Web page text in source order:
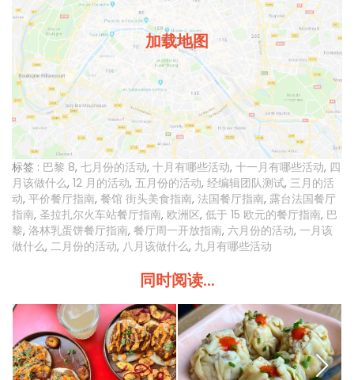
加载地图
标签 : 巴黎 8, 七月份的活动, 十月有哪些活动, 十一月有哪些活动, 四
月该做什么, 12 月的活动, 五月份的活动, 经编辑团队测试, 三月的活
动, 平价餐厅指南, 餐馆 街头美食指南, 法国餐厅指南, 露台法国餐厅
指南, 圣拉扎尔火车站餐厅指南, 欧洲区, 低于 15 欧元的餐厅指南, 巴
黎, 洛林乳蛋饼餐厅指南, 餐厅周一开放指南, 六月份的活动, 一月该
做什么, 二月份的活动, 八月该做什么, 九月有哪些活动
同时阅读...